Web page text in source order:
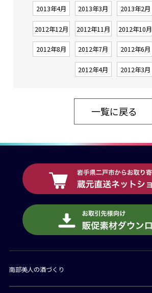
2013年4月 2013年3月 2013年2月
2012年12月 2012年11月 2012年10月
2012年8月 2012年7月 2012年6月
2012年4月 2012年3月
一覧に戻る
南部美人の酒づくり